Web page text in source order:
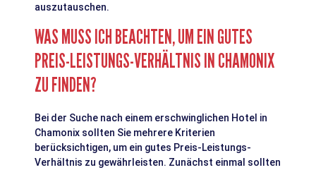
auszutauschen.
WAS MUSS ICH BEACHTEN, UM EIN GUTES
PREIS-LEISTUNGS-VERHÄLTNIS IN CHAMONIX
ZU FINDEN?
Bei der Suche nach einem erschwinglichen Hotel in
Chamonix sollten Sie mehrere Kriterien
berücksichtigen, um ein gutes Preis-Leistungs-
Verhältnis zu gewährleisten. Zunächst einmal sollten